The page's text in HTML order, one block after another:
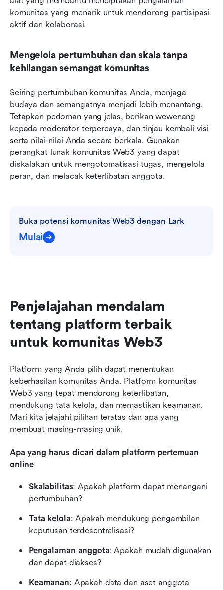
komunitas yang menarik untuk mendorong partisipasi
aktif dan kolaborasi.
Mengelola pertumbuhan dan skala tanpa
kehilangan semangat komunitas
Seiring pertumbuhan komunitas Anda, menjaga
budaya dan semangatnya menjadi lebih menantang.
Tetapkan pedoman yang jelas, berikan wewenang
kepada moderator terpercaya, dan tinjau kembali visi
serta nilai-nilai Anda secara berkala. Gunakan
perangkat lunak komunitas Web3 yang dapat
diskalakan untuk mengotomatisasi tugas, mengelola
peran, dan melacak keterlibatan anggota.
Buka potensi komunitas Web3 dengan Lark
Mulai
Penjelajahan mendalam
tentang platform terbaik
untuk komunitas Web3
Platform yang Anda pilih dapat menentukan
keberhasilan komunitas Anda. Platform komunitas
Web3 yang tepat mendorong keterlibatan,
mendukung tata kelola, dan memastikan keamanan.
Mari kita jelajahi pilihan teratas dan apa yang
membuat masing-masing unik.
Apa yang harus dicari dalam platform pertemuan
online
Skalabilitas: Apakah platform dapat menangani
pertumbuhan?
Tata kelola: Apakah mendukung pengambilan
keputusan terdesentralisasi?
Pengalaman anggota: Apakah mudah digunakan
dan dapat diakses?
Keamanan: Apakah data dan aset anggota